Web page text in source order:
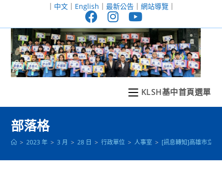
至
｜ 中文｜ English ｜ 最新公告｜ 網站導覽｜
KLSH基中首頁選單
部落格
> 2023 年 > 3 月 > 28 日 > 行政單位 > 人事室 > [訊息轉知]高雄市立空